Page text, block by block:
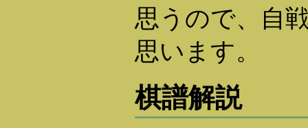
思うので、自
思います。
棋譜解説